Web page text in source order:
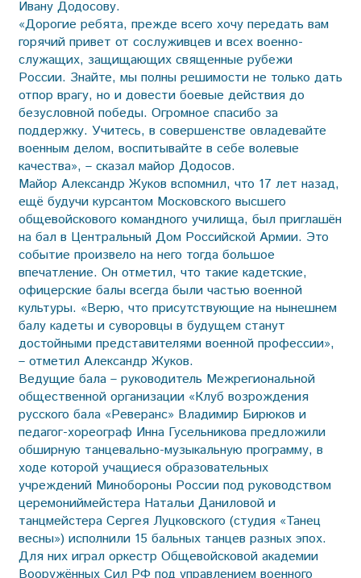
Ивану Додосову.
«Дорогие ребята, прежде всего хочу передать вам
горячий привет от сослуживцев и всех военно-
служащих, защищающих священные рубежи
России. Знайте, мы полны решимости не только дать
отпор врагу, но и довести боевые действия до
безусловной победы. Огромное спасибо за
поддержку. Учитесь, в совершенстве овладевайте
военным делом, воспитывайте в себе волевые
качества», – сказал майор Додосов.
Майор Александр Жуков вспомнил, что 17 лет назад,
ещё будучи курсантом Московского высшего
общевойскового командного училища, был приглашён
на бал в Центральный Дом Российской Армии. Это
событие произвело на него тогда большое
впечатление. Он отметил, что такие кадетские,
офицерские балы всегда были частью военной
культуры. «Верю, что присутствующие на нынешнем
балу кадеты и суворовцы в будущем станут
достойными представителями военной профессии»,
– отметил Александр Жуков.
Ведущие бала – руководитель Межрегиональной
общественной организации «Клуб возрождения
русского бала «Реверанс» Владимир Бирюков и
педагог-хореограф Инна Гусельникова предложили
обширную танцевально-музыкальную программу, в
ходе которой учащиеся образовательных
учреждений Минобороны России под руководством
церемониймейстера Натальи Даниловой и
танцмейстера Сергея Луцковского (студия «Танец
весны») исполнили 15 бальных танцев разных эпох.
Для них играл оркестр Общевойсковой академии
Вооружённых Сил РФ под управлением военного